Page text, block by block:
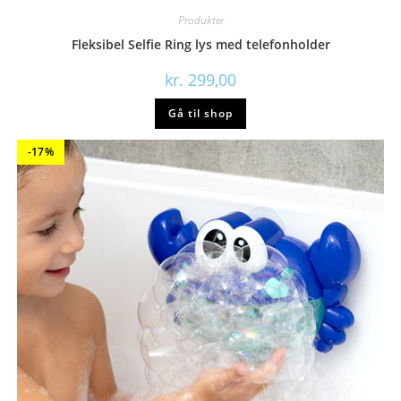
Produkter
Fleksibel Selfie Ring lys med telefonholder
kr. 299,00
Gå til shop
-17%